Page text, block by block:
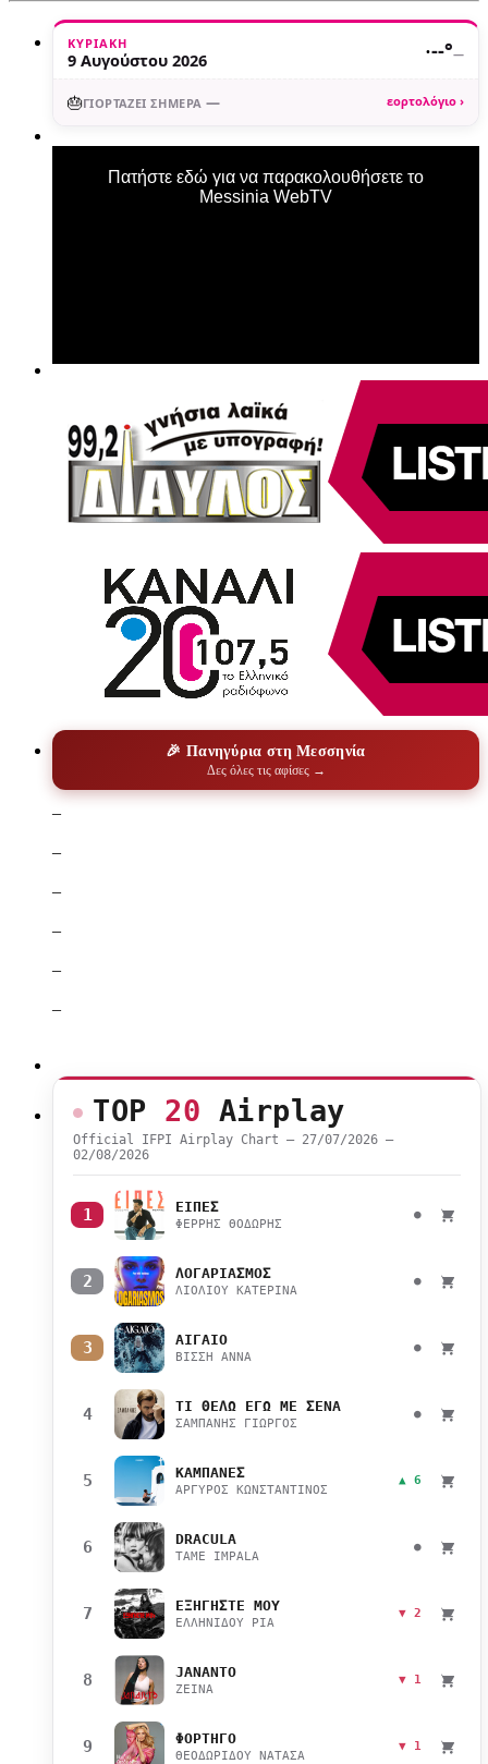
ΚΥΡΙΑΚΉ
9 Αυγούστου 2026 ·--°—
🎂ΓΙΟΡΤΆΖΕΙ ΣΉΜΕΡΑ — εορτολόγιο ›
Πατήστε εδώ για να παρακολουθήσετε το
Messinia WebTV
🎉 Πανηγύρια στη Μεσσηνία
Δες όλες τις αφίσες →
–
–
–
–
–
–
TOP 20 Airplay
Official IFPI Airplay Chart — 27/07/2026 –
02/08/2026
1 ΕΙΠΕΣ
ΦΕΡΡΗΣ ΘΟΔΩΡΗΣ
●
2 ΛΟΓΑΡΙΑΣΜΟΣ
ΛΙΟΛΙΟΥ ΚΑΤΕΡΙΝΑ
●
3 ΑΙΓΑΙΟ
ΒΙΣΣΗ ΑΝΝΑ
●
4 ΤΙ ΘΕΛΩ ΕΓΩ ΜΕ ΣΕΝΑ
ΣΑΜΠΑΝΗΣ ΓΙΩΡΓΟΣ
●
5 ΚΑΜΠΑΝΕΣ
ΑΡΓΥΡΟΣ ΚΩΝΣΤΑΝΤΙΝΟΣ
▲ 6
6 DRACULA
TAME IMPALA
●
7 ΕΞΗΓΗΣΤΕ ΜΟΥ
ΕΛΛΗΝΙΔΟΥ ΡΙΑ
▼ 2
8 JANANTO
ZEINA
▼ 1
9 ΦΟΡΤΗΓΟ
ΘΕΟΔΩΡΙΔΟΥ ΝΑΤΑΣΑ
▼ 1